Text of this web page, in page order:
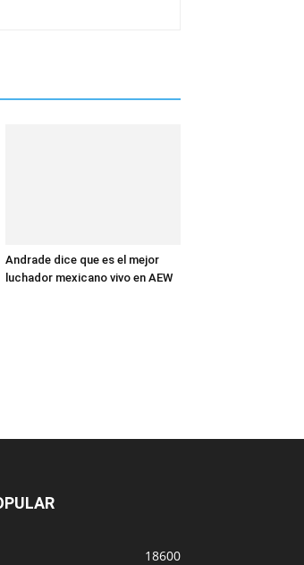
Andrade dice que es el mejor
luchador mexicano vivo en AEW
18600